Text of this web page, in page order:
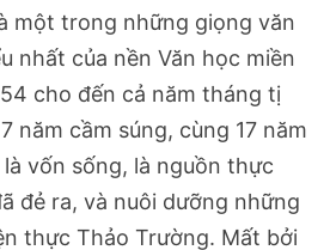
một trong những giọng văn
nhất của nền Văn học miền
cho đến cả năm tháng tị
năm cầm súng, cùng 17 năm
vốn sống, là nguồn thực
đẻ ra, và nuôi dưỡng những
thực Thảo Trường. Mất bởi